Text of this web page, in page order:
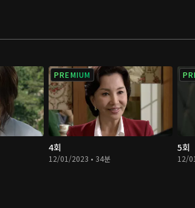
PREMIUM
4회
12/01/2023 • 34분
5회
12/